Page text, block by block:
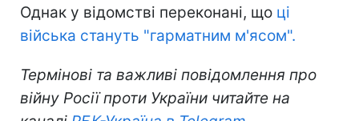
Однак у відомстві переконані, що ці
війська стануть "гарматним м'ясом".
Термінові та важливі повідомлення про
війну Росії проти України читайте на